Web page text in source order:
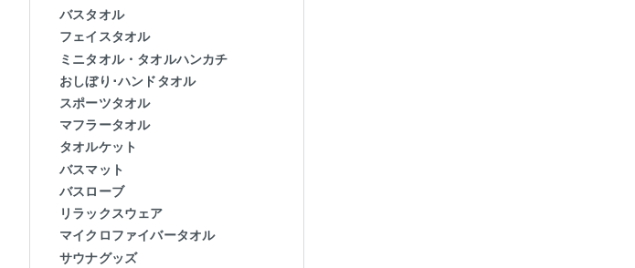
バスタオル
フェイスタオル
ミニタオル・タオルハンカチ
おしぼり･ハンドタオル
スポーツタオル
マフラータオル
タオルケット
バスマット
バスローブ
リラックスウェア
マイクロファイバータオル
サウナグッズ